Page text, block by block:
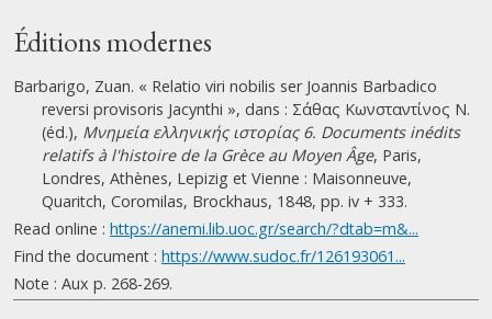
Éditions modernes
Barbarigo, Zuan. « Relatio viri nobilis ser Joannis Barbadico
reversi provisoris Jacynthi », dans : Σάθας Κωνσταντίνος Ν.
(éd.), Μνημεία ελληνικής ιστορίας 6. Documents inédits
relatifs à l'histoire de la Grèce au Moyen Âge, Paris,
Londres, Athènes, Lepizig et Vienne : Maisonneuve,
Quaritch, Coromilas, Brockhaus, 1848, pp. iv + 333.
Read online : https://anemi.lib.uoc.gr/search/?dtab=m&...
Find the document : https://www.sudoc.fr/126193061...
Note : Aux p. 268-269.